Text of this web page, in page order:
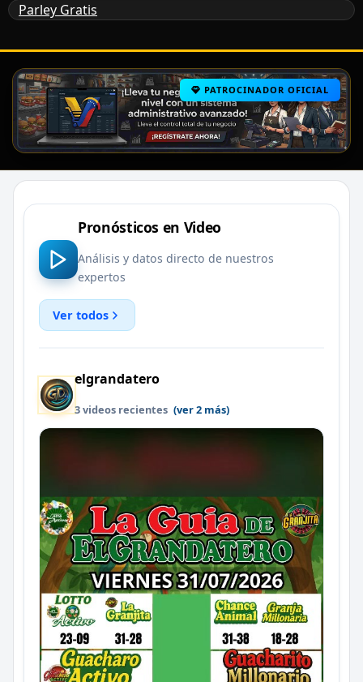
Parley Gratis
PATROCINADOR OFICIAL
Pronósticos en Video
Análisis y datos directo de nuestros
expertos
Ver todos
elgrandatero
3 videos recientes (ver 2 más)